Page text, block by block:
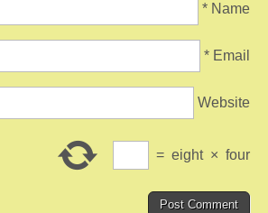
Name
*
Email
*
Website
four
×
eight
=